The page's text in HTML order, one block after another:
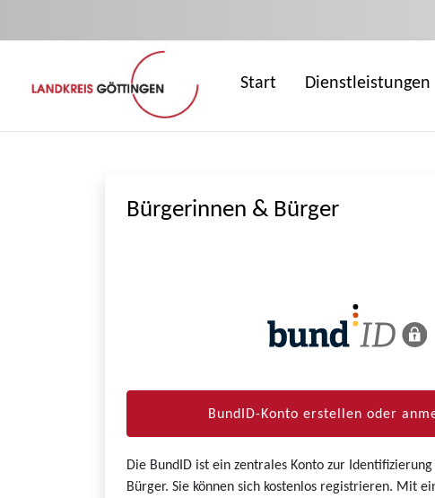
Start Dienstleistungen
Bürgerinnen & Bürger
BundID-Konto erstellen oder
Die BundID ist ein zentrales Konto zur
Bürger. Sie können sich kostenlos registrieren. Mit